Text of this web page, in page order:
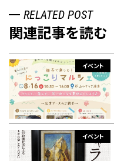
RELATED POST
関連記事を読む
イベント
イベント